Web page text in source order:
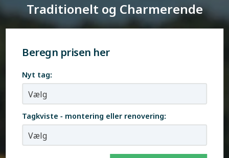
Traditionelt og Charmerende
Beregn prisen her
Nyt tag:
Tagkviste - montering eller renovering: